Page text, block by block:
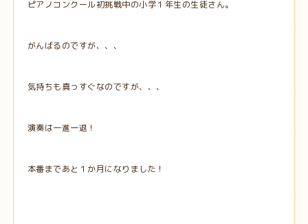
ピアノコンクール初挑戦中の小学１年生の生徒さん。
がんばるのですが、、、
気持ちも真っすぐなのですが、、、
演奏は一進一退！
本番まであと１か月になりました！